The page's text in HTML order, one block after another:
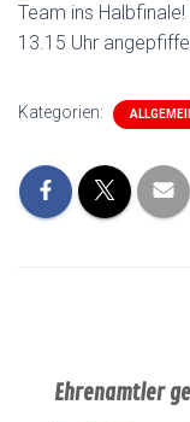
Team ins
13.15 Uhr
Kategorien:
Ehrenamtler